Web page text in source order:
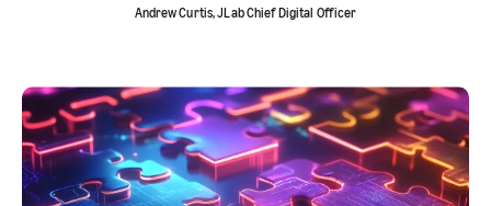
Andrew Curtis, JLab Chief Digital Officer